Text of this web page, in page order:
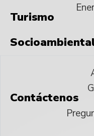
Turismo
Contáctenos